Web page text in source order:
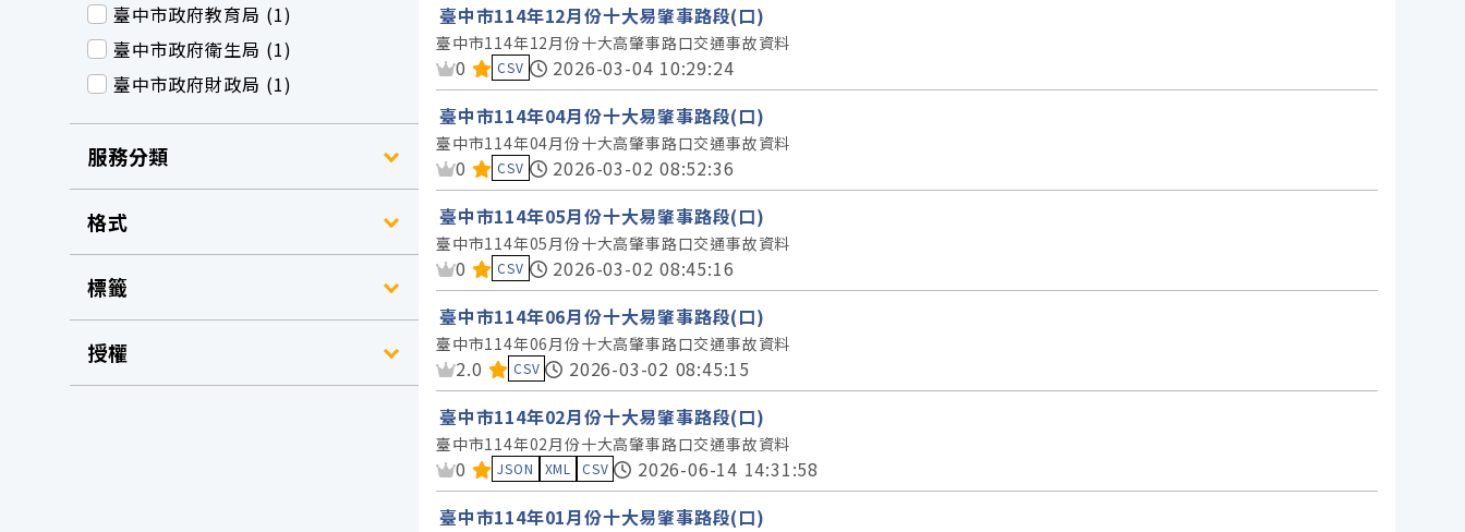
臺中市政府教育局 (1)
臺中市政府衛生局 (1)
臺中市政府財政局 (1)
服務分類
格式
標籤
授權
臺中市114年12月份十大易肇事路段(口)
臺中市114年12月份十大高肇事路口交通事故資料
資料集評分：
0 CSV
2026-03-04 10:29:24
臺中市114年04月份十大易肇事路段(口)
臺中市114年04月份十大高肇事路口交通事故資料
資料集評分：
0 CSV
2026-03-02 08:52:36
臺中市114年05月份十大易肇事路段(口)
臺中市114年05月份十大高肇事路口交通事故資料
資料集評分：
0 CSV
2026-03-02 08:45:16
臺中市114年06月份十大易肇事路段(口)
臺中市114年06月份十大高肇事路口交通事故資料
資料集評分：
2.0 CSV
2026-03-02 08:45:15
臺中市114年02月份十大易肇事路段(口)
臺中市114年02月份十大高肇事路口交通事故資料
資料集評分：
0 JSON XML CSV
2026-06-14 14:31:58
臺中市114年01月份十大易肇事路段(口)